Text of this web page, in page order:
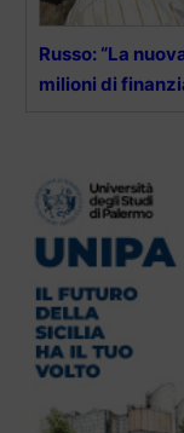
Russo: “La
milioni di